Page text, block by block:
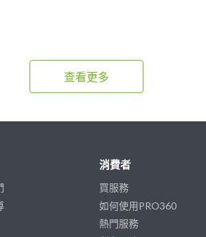
查看更多
消費者
買服務
如何使用PRO360
熱門服務